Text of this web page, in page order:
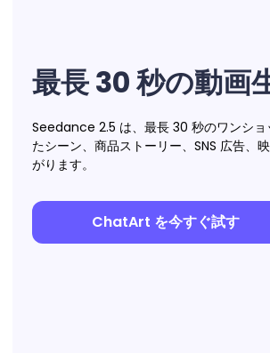
最長 30 秒の動画
Seedance 2.5 は、最長 30 秒のワンショ
たシーン、商品ストーリー、SNS 広告、
がります。
ChatArt を今すぐ試す